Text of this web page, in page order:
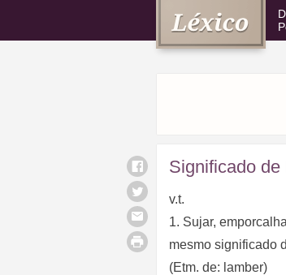
Significado de
v.t.
1. Sujar,
mesmo significado
(Etm. de: lamber)